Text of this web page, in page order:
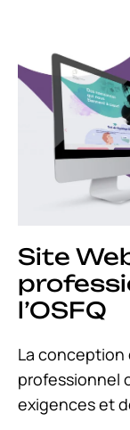
Site
l’OSFQ
La conception
professionnel
exigences et